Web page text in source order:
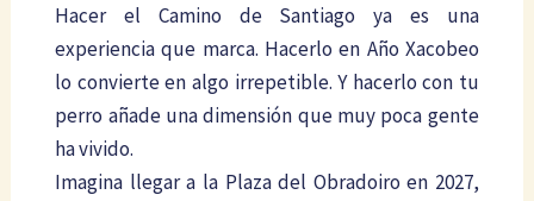
Hacer el Camino de Santiago ya es una
experiencia que marca. Hacerlo en Año Xacobeo
lo convierte en algo irrepetible. Y hacerlo con tu
perro añade una dimensión que muy poca gente
ha vivido.
Imagina llegar a la Plaza del Obradoiro en 2027,